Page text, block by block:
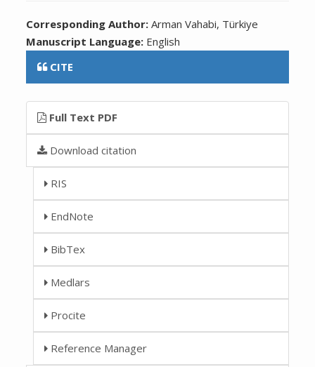
Corresponding Author:Arman Vahabi, Türkiye
Manuscript Language: English
CITE
Full Text PDF
Download citation
RIS
EndNote
BibTex
Medlars
Procite
Reference Manager